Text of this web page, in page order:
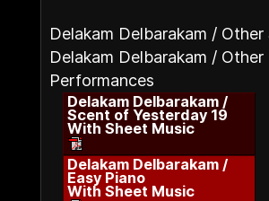
Delakam Delbarakam / Other
Delakam Delbarakam / Other
Performances
Delakam Delbarakam /
Scent of Yesterday 19
With Sheet Music
Delakam Delbarakam /
Easy Piano
With Sheet Music